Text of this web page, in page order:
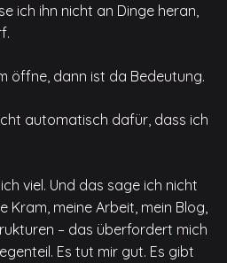
ich ihn nicht an Dinge heran,
öffne, dann ist da Bedeutung.
automatisch dafür, dass ich
viel. Und das sage ich nicht
Kram, meine Arbeit, mein Blog,
– das überfordert mich
Es tut mir gut. Es gibt